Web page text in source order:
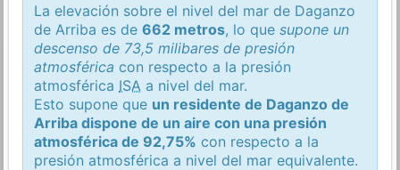
La elevación sobre el nivel del mar de Daganzo
de Arriba es de662 metros, lo quesupone un
descenso de 73,5 milibares de presión
atmosférica con respecto a la presión
atmosférica ISA a nivel del mar.
Esto supone que un residente de Daganzo de
Arriba dispone de un aire con una presión
atmosférica de 92,75% con respecto a la
presión atmosférica a nivel del mar equivalente.